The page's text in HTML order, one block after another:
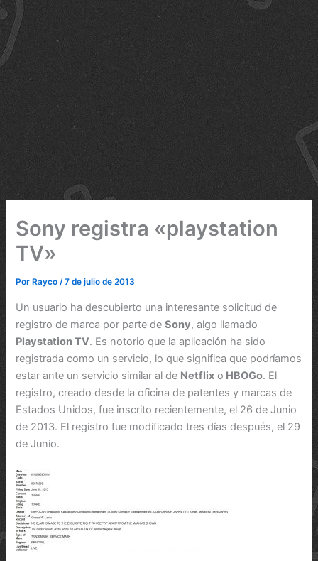
Sony registra «playstation
TV»
Por Rayco/7 de julio de 2013
Un usuario ha descubierto una interesante solicitud de
registro de marca por parte deSony, algo llamado
Playstation TV. Es notorio que la aplicación ha sido
registrada como un servicio, lo que significa que podríamos
estar ante un servicio similar al de Netflix o HBOGo. El
registro, creado desde la oficina de patentes y marcas de
Estados Unidos, fue inscrito recientemente, el 26 de Junio
de 2013. El registro fue modificado tres días después, el 29
de Junio.